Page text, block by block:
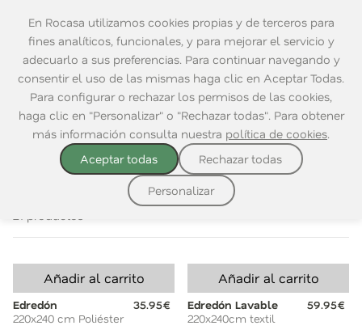
En Rocasa utilizamos cookies propias y de terceros para
fines analíticos, funcionales, y para mejorar el servicio y
adecuarlo a sus preferencias. Para continuar navegando y
consentir el uso de las mismas haga clic en Aceptar Todas.
Para configurar o rechazar los permisos de las cookies,
haga clic en "Personalizar" o "Rechazar todas". Para obtener
más información consulta nuestra política de cookies.
Aceptar todas
Rechazar todas
Personalizar
Home Decoración Textil | Fundas nórdicas y Edredones
VER TODO ALFOMBRAS CORTINAS FUNDAS
Ordenar por:
21 productos
Añadir al carrito
Edredón
35.95€
220x240 cm Poliéster
Añadir al carrito
Edredón Lavable
59.95€
220x240cm textil